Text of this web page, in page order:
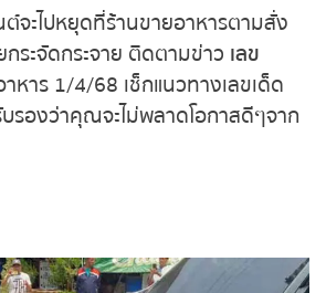
ว ซุปเปอร์
นอย
อยพิเศษ
ปุ่น
จักรยานยนต์ กระเด็นมาที่หน้าร้าน
ะไปหยุดที่ร้านขายอาหารตามสั่ง
ระจัดกระจาย ติดตามข่าวเลข
าหาร 1/4/68 เช็กแนวทางเลขเด็ด
รับรองว่าคุณจะไม่พลาดโอกาสดีๆ